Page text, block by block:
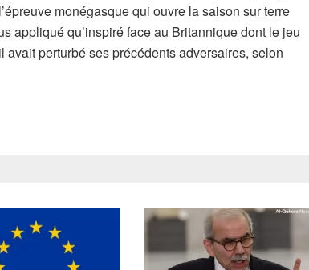
monégasque qui ouvre la saison sur terre
appliqué qu’inspiré face au Britannique dont le jeu
avait perturbé ses précédents adversaires, selon